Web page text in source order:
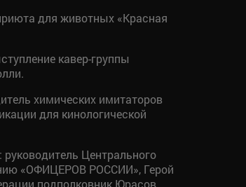
для животных «Красная
кавер-группы
химических имитаторов
для кинологической
Центрального
«ОФИЦЕРОВ РОССИИ», Герой
подполковник Юрасов